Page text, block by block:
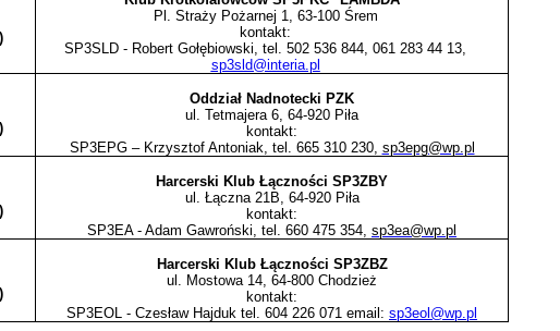
Pl. Straży Pożarnej 1, 63-100 Śrem
kontakt:
SP3SLD - Robert Gołębiowski, tel. 502 536 844, 061 283 44 13,
sp3sld@interia.pl
Oddział Nadnotecki PZK
ul. Tetmajera 6, 64-920 Piła
kontakt:
SP3EPG – Krzysztof Antoniak, tel. 665 310 230, sp3epg@wp.pl
Harcerski Klub Łączności SP3ZBY
ul. Łączna 21B, 64-920 Piła
kontakt:
SP3EA - Adam Gawroński, tel. 660 475 354, sp3ea@wp.pl
Harcerski Klub Łączności SP3ZBZ
ul. Mostowa 14, 64-800 Chodzież
kontakt:
SP3EOL - Czesław Hajduk tel. 604 226 071 email: sp3eol@wp.pl